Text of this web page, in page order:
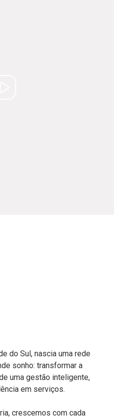
do Sul, nascia uma rede
sonho: transformar a
uma gestão inteligente,
em serviços.
crescemos com cada